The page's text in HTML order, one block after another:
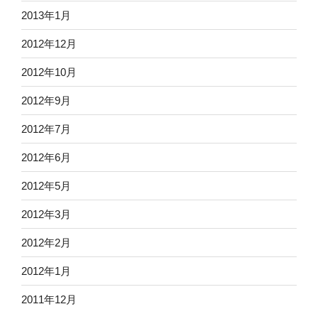
2013年1月
2012年12月
2012年10月
2012年9月
2012年7月
2012年6月
2012年5月
2012年3月
2012年2月
2012年1月
2011年12月